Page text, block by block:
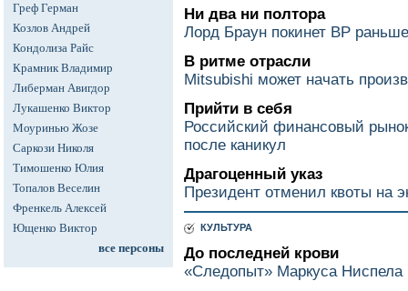
Греф Герман
Козлов Андрей
Кондолиза Райс
Крамник Владимир
Либерман Авигдор
Лукашенко Виктор
Моуринью Жозе
Саркози Николя
Тимошенко Юлия
Топалов Веселин
Френкель Алексей
Ющенко Виктор
все персоны
Ни два ни полтора
Лорд Браун покинет ВР
В ритме отрасли
Mitsubishi может начать
Прийти в себя
Российский финансовый
после каникул
Драгоценный указ
Президент отменил квоты на
КУЛЬТУРА
До последней крови
«Следопыт» Маркуса Ниспела